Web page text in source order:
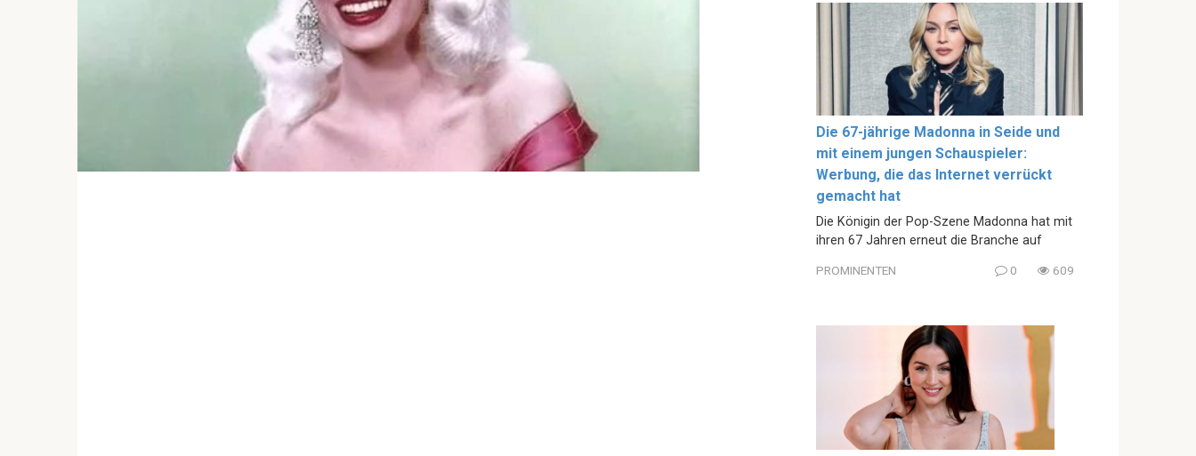
Die 67-jährige Madonna in Seide und
mit einem jungen Schauspieler:
Werbung, die das Internet verrückt
gemacht hat
Die Königin der Pop-Szene Madonna hat mit
ihren 67 Jahren erneut die Branche auf
PROMINENTEN 0 609